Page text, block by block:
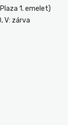
1. emelet)
V: zárva